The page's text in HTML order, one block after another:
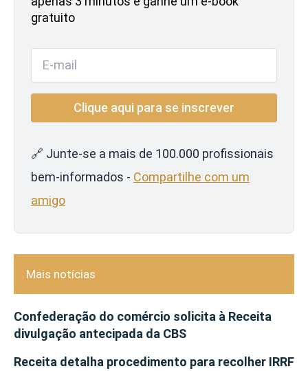
gratuito
🔗 Junte-se a mais de 100.000 profissionais
bem-informados - Compartilhe com um
amigo
Mais notícias
Confederação do comércio solicita à Receita
divulgação antecipada da CBS
Receita detalha procedimento para recolher IRRF